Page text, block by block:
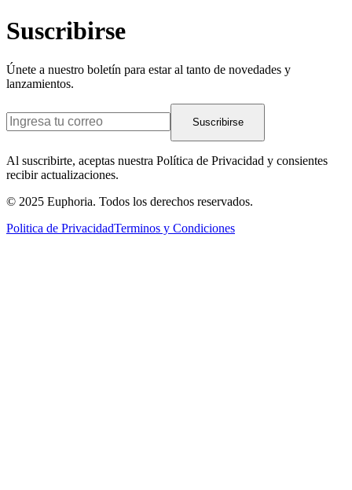
Suscribirse
Únete a nuestro boletín para estar al tanto de novedades y
lanzamientos.
Suscribirse
Al suscribirte, aceptas nuestra Política de Privacidad y consientes
recibir actualizaciones.
© 2025 Euphoria. Todos los derechos reservados.
Politica de PrivacidadTerminos y Condiciones